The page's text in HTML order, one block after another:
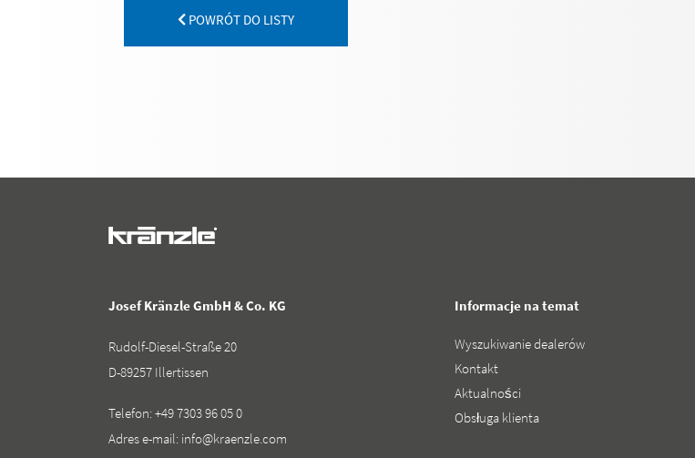
POWRÓT DO LISTY
Josef Kränzle GmbH & Co. KG
Rudolf-Diesel-Straße 20
D-89257 Illertissen
Telefon:+49 7303 96 05 0
Adres e-mail: info@kraenzle.com
Informacje na temat
Wyszukiwanie dealerów
Kontakt
Aktualności
Obsługa klienta